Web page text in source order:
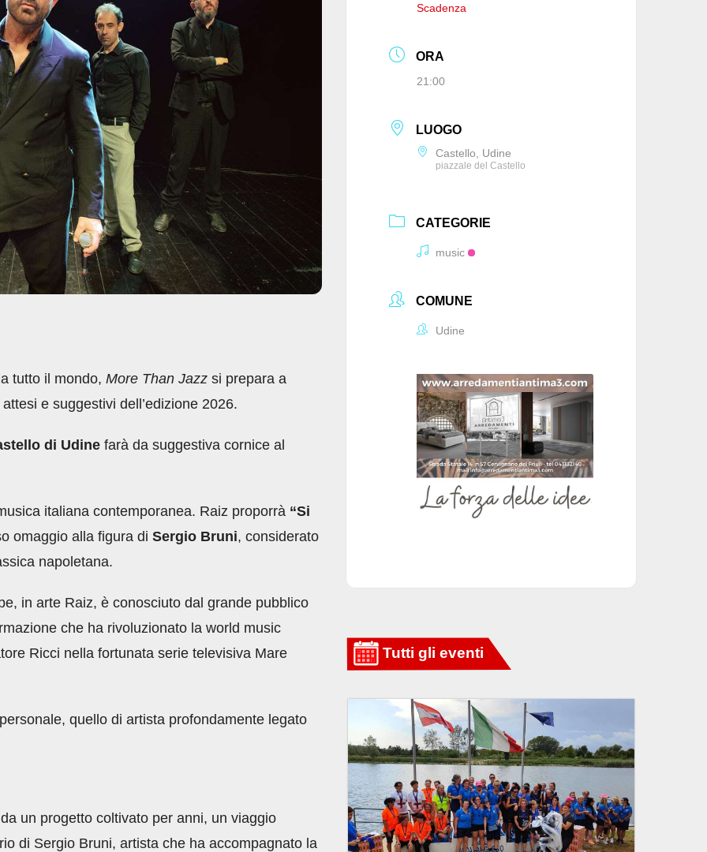
tutto il mondo, More Than Jazz si prepara a
e suggestivi dell’edizione 2026.
di Udine farà da suggestiva cornice al
italiana contemporanea. Raiz proporrà “Si
omaggio alla figura di Sergio Bruni, considerato
napoletana.
in arte Raiz, è conosciuto dal grande pubblico
che ha rivoluzionato la world music
Ricci nella fortunata serie televisiva Mare
quello di artista profondamente legato
da un progetto coltivato per anni, un viaggio
di Sergio Bruni, artista che ha accompagnato la
Scadenza
ORA
21:00
LUOGO
Castello, Udine
piazzale del Castello
CATEGORIE
music
COMUNE
Udine